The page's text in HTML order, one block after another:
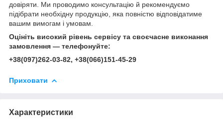
довіряти. Ми проводимо консультацію й рекомендуємо
підібрати необхідну продукцію, яка повністю відповідатиме
вашим вимогам і умовам.
Оцініть високий рівень сервісу та своєчасне виконання
замовлення — телефонуйте:
+38(097)262-03-82, +38(066)151-45-29
Приховати
Характеристики